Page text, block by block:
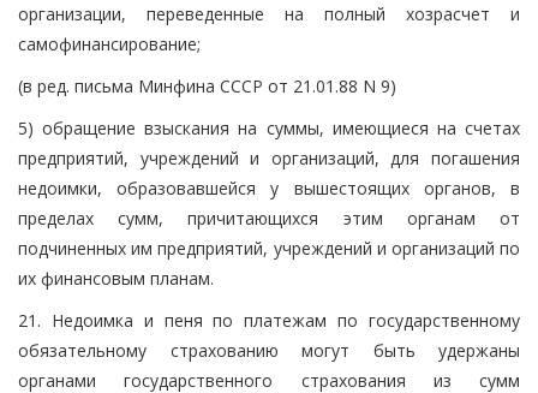
организации, переведенные на полный хозрасчет и
самофинансирование;
(в ред. письма Минфина СССР от 21.01.88 N 9)
5) обращение взыскания на суммы, имеющиеся на счетах
предприятий, учреждений и организаций, для погашения
недоимки, образовавшейся у вышестоящих органов, в
пределах сумм, причитающихся этим органам от
подчиненных им предприятий, учреждений и организаций по
их финансовым планам.
21. Недоимка и пеня по платежам по государственному
обязательному страхованию могут быть удержаны
органами государственного страхования из сумм